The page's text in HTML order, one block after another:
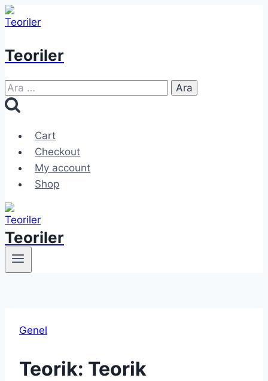
Skip
to
Teoriler
Arama:
Cart
Checkout
My account
Shop
Teoriler
Genel
Teorik: Teorik